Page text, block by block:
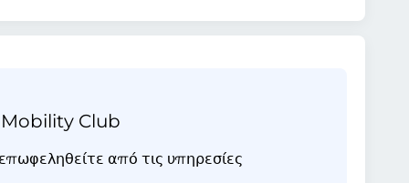
Club
από τις υπηρεσίες